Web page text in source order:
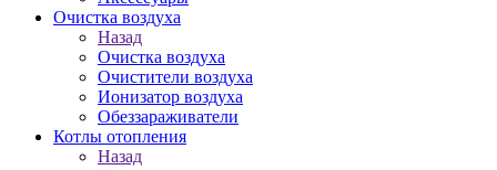
Очистка воздуха
Назад
Очистка воздуха
Очистители воздуха
Ионизатор воздуха
Обеззараживатели
Котлы отопления
Назад